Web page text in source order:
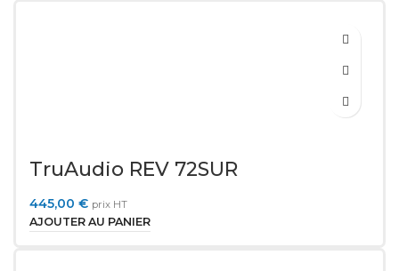
TruAudio REV 72SUR
445,00 € prix HT
AJOUTER AU PANIER